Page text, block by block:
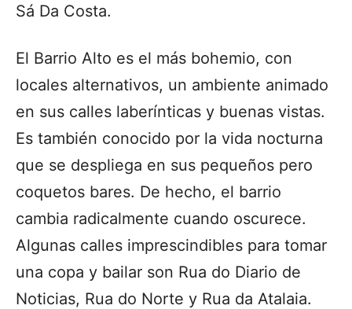
Sá Da Costa.
El Barrio Alto es el más bohemio, con
locales alternativos, un ambiente animado
en sus calles laberínticas y buenas vistas.
Es también conocido por la vida nocturna
que se despliega en sus pequeños pero
coquetos bares. De hecho, el barrio
cambia radicalmente cuando oscurece.
Algunas calles imprescindibles para tomar
una copa y bailar son Rua do Diario de
Noticias, Rua do Norte y Rua da Atalaia.